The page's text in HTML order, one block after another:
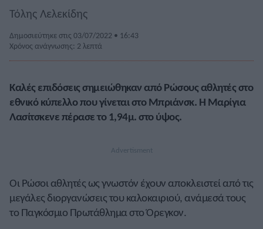
Τόλης Λελεκίδης
Δημοσιεύτηκε στις 03/07/2022 • 16:43
Χρόνος ανάγνωσης: 2 λεπτά
Καλές επιδόσεις σημειώθηκαν από Ρώσους αθλητές στο
εθνικό κύπελλο που γίνεται στο Μπριάνσκ. Η Μαρίγια
Λασίτσκενε πέρασε το 1,94μ. στο ύψος.
Οι Ρώσοι αθλητές ως γνωστόν έχουν αποκλειστεί από τις
μεγάλες διοργανώσεις του καλοκαιριού, ανάμεσά τους
το Παγκόσμιο Πρωτάθλημα στο Όρεγκον.